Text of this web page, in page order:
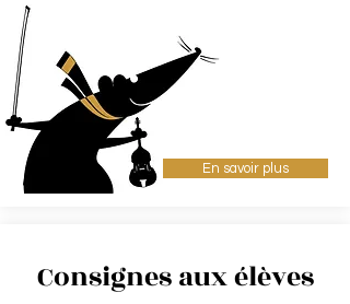
En savoir plus
Consignes aux élèves